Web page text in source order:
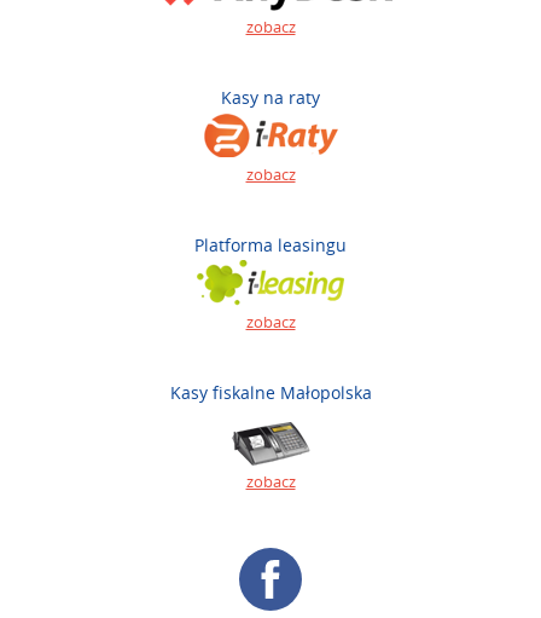
zobacz
Kasy na raty
zobacz
Platforma leasingu
zobacz
Kasy fiskalne Małopolska
zobacz